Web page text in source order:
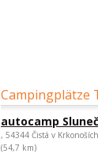
Campingplätze
autocamp
, 54344 Čistá v Krkonoších
(54,7 km)